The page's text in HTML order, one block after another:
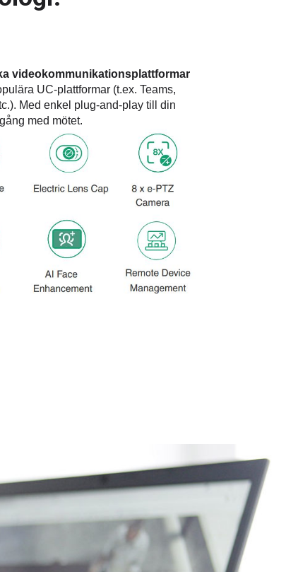
videokommunikationsplattformar
UC-plattformar (t.ex. Teams,
Med enkel plug-and-play till din
med mötet.